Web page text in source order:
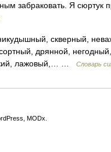
забраковать. Я сюртук
скверный,
дрянной, негодный,
лажовый,… …
Словарь
MODx.